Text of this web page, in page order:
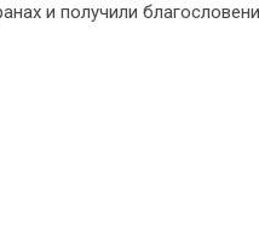
и получили